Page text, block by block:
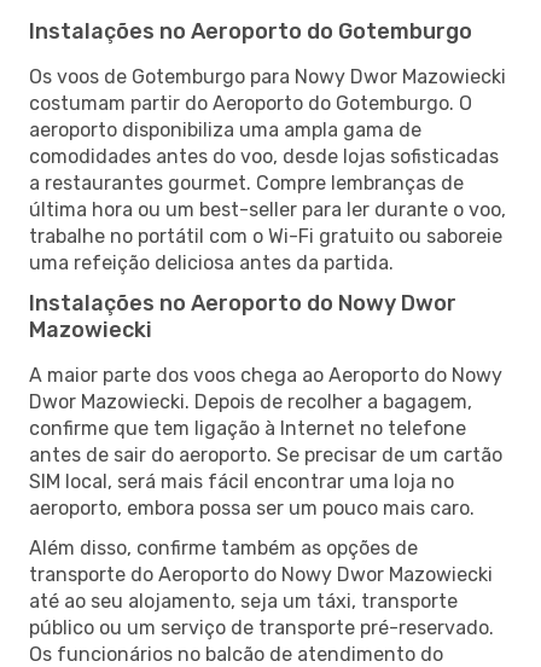
Instalações no Aeroporto do Gotemburgo
Os voos de Gotemburgo para Nowy Dwor Mazowiecki
costumam partir do Aeroporto do Gotemburgo. O
aeroporto disponibiliza uma ampla gama de
comodidades antes do voo, desde lojas sofisticadas
a restaurantes gourmet. Compre lembranças de
última hora ou um best-seller para ler durante o voo,
trabalhe no portátil com o Wi-Fi gratuito ou saboreie
uma refeição deliciosa antes da partida.
Instalações no Aeroporto do Nowy Dwor
Mazowiecki
A maior parte dos voos chega ao Aeroporto do Nowy
Dwor Mazowiecki. Depois de recolher a bagagem,
confirme que tem ligação à Internet no telefone
antes de sair do aeroporto. Se precisar de um cartão
SIM local, será mais fácil encontrar uma loja no
aeroporto, embora possa ser um pouco mais caro.
Além disso, confirme também as opções de
transporte do Aeroporto do Nowy Dwor Mazowiecki
até ao seu alojamento, seja um táxi, transporte
público ou um serviço de transporte pré-reservado.
Os funcionários no balcão de atendimento do